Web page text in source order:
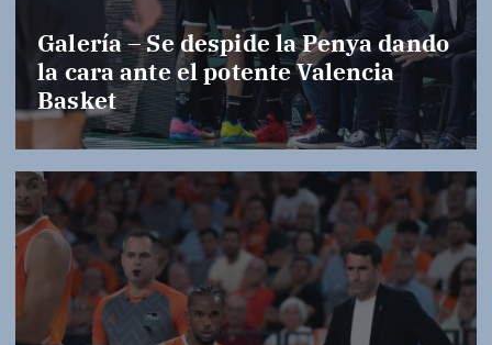
Galería – Se despide la Penya dando
la cara ante el potente Valencia
Basket